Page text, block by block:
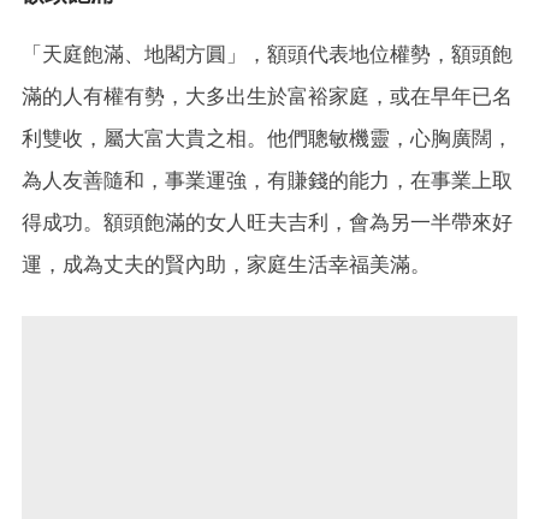
「天庭飽滿、地閣方圓」，額頭代表地位權勢，額頭飽
滿的人有權有勢，大多出生於富裕家庭，或在早年已名
利雙收，屬大富大貴之相。他們聰敏機靈，心胸廣闊，
為人友善隨和，事業運強，有賺錢的能力，在事業上取
得成功。額頭飽滿的女人旺夫吉利，會為另一半帶來好
運，成為丈夫的賢內助，家庭生活幸福美滿。